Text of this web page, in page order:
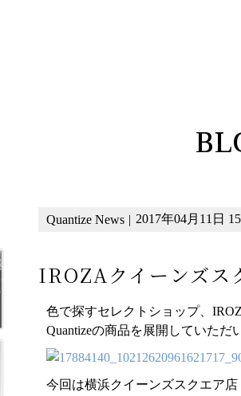
Quantize News | 2017年04月11日
IROZAクイーンズス
色で探すセレクトショップ、
Quantizeの商品を展開していただ
今回は横浜クイーンズスクエア店